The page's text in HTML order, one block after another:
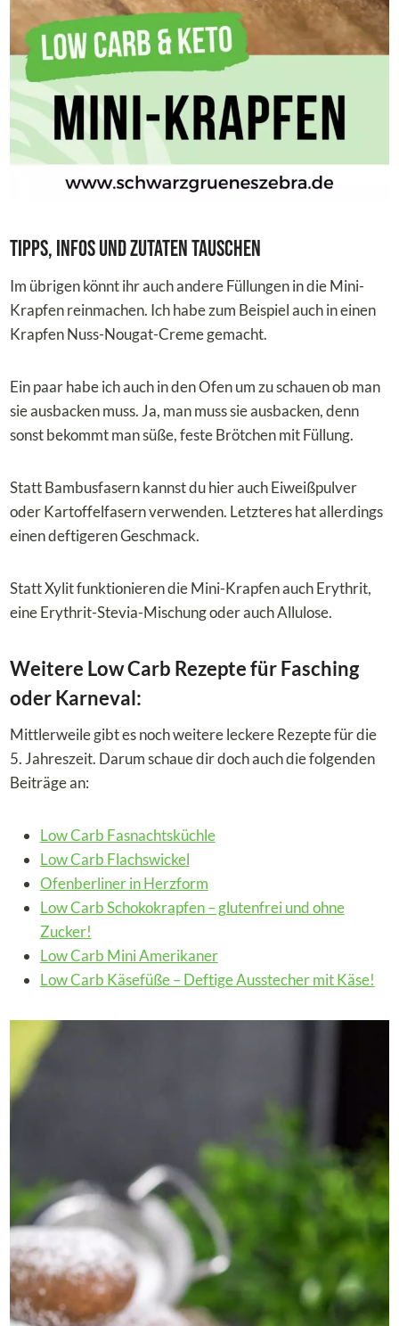
Tipps, Infos und Zutaten tauschen
Im übrigen könnt ihr auch andere Füllungen in die Mini-
Krapfen reinmachen. Ich habe zum Beispiel auch in einen
Krapfen Nuss-Nougat-Creme gemacht.
Ein paar habe ich auch in den Ofen um zu schauen ob man
sie ausbacken muss. Ja, man muss sie ausbacken, denn
sonst bekommt man süße, feste Brötchen mit Füllung.
Statt Bambusfasern kannst du hier auch Eiweißpulver
oder Kartoffelfasern verwenden. Letzteres hat allerdings
einen deftigeren Geschmack.
Statt Xylit funktionieren die Mini-Krapfen auch Erythrit,
eine Erythrit-Stevia-Mischung oder auch Allulose.
Weitere Low Carb Rezepte für Fasching
oder Karneval:
Mittlerweile gibt es noch weitere leckere Rezepte für die
5. Jahreszeit. Darum schaue dir doch auch die folgenden
Beiträge an:
Low Carb Fasnachtsküchle
Low Carb Flachswickel
Ofenberliner in Herzform
Low Carb Schokokrapfen – glutenfrei und ohne
Zucker!
Low Carb Mini Amerikaner
Low Carb Käsefüße – Deftige Ausstecher mit Käse!